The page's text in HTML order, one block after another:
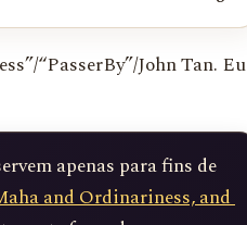
“PasserBy”/John Tan. Eu
apenas para fins de
and Ordinariness, and